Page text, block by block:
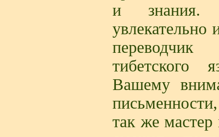
и знания.
увлекательно
тибетского
Вашему
так же